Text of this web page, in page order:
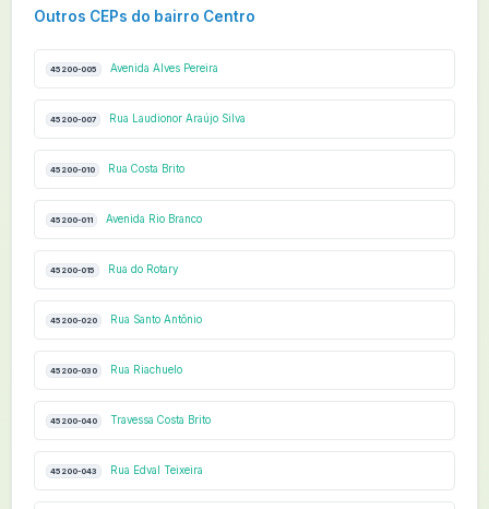
Outros CEPs do bairro Centro
45200-005 Avenida Alves Pereira
45200-007 Rua Laudionor Araújo Silva
45200-010 Rua Costa Brito
45200-011 Avenida Rio Branco
45200-015 Rua do Rotary
45200-020 Rua Santo Antônio
45200-030 Rua Riachuelo
45200-040 Travessa Costa Brito
45200-043 Rua Edval Teixeira